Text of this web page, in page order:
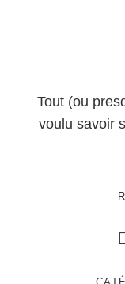
Tout (ou
voulu savoir